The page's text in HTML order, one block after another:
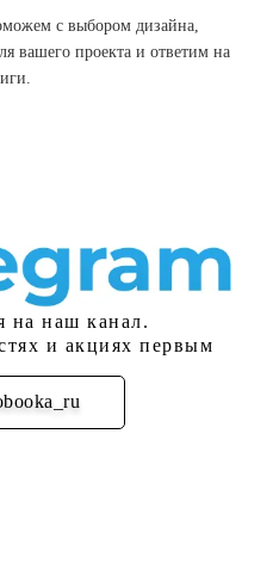
с выбором дизайна,
вашего проекта и ответим на
на наш канал.
и акциях первым